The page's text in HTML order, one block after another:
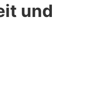
und